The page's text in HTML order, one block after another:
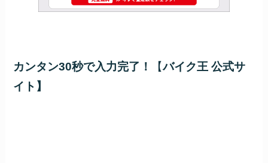
カンタン30秒で入力完了！ 【バイク王 公式サ
イト】